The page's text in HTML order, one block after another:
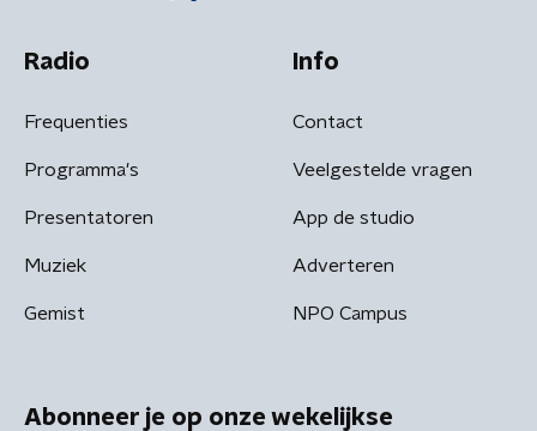
Radio
Frequenties
Programma's
Presentatoren
Muziek
Gemist
Info
Contact
Veelgestelde vragen
App de studio
Adverteren
NPO Campus
Abonneer je op onze wekelijkse